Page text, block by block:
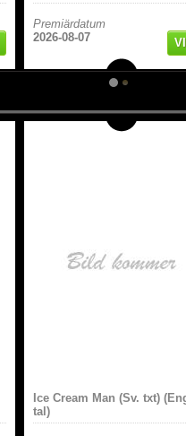
Premiärdatum
2026-08-07
Ice Cream Man (Sv. txt)
tal)